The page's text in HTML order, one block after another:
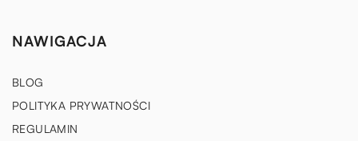
NAWIGACJA
BLOG
POLITYKA PRYWATNOŚCI
REGULAMIN